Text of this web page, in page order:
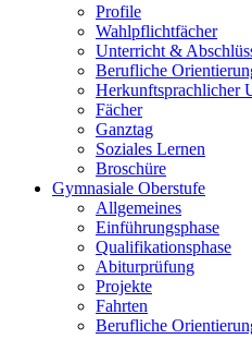
Profile
Wahlpflichtfächer
Unterricht &
Berufliche
Herkunftsprachlicher
Fächer
Ganztag
Soziales Lernen
Broschüre
Gymnasiale Oberstufe
Allgemeines
Einführungsphase
Qualifikationsphase
Abiturprüfung
Projekte
Fahrten
Berufliche